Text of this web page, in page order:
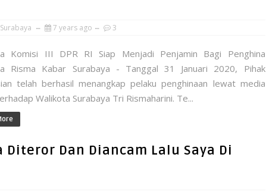
7 years ago 3
Komisi III DPR RI Siap Menjadi Penjamin Bagi Penghina
Risma Kabar Surabaya - Tanggal 31 Januari 2020, Pihak
telah berhasil menangkap pelaku penghinaan lewat media
Walikota Surabaya Tri Rismaharini. Te...
Dan Diancam Lalu Saya Di